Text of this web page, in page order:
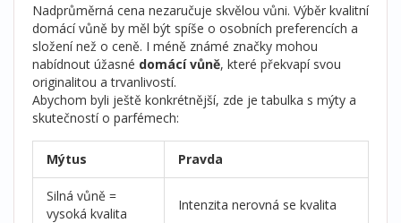
Nadprůměrná cena nezaručuje skvělou vůni. Výběr kvalitní
domácí vůně by měl být spíše o osobních preferencích a
složení než o ceně. I méně známé značky mohou
nabídnout úžasné domácí vůně, které překvapí svou
originalitou a trvanlivostí.
Abychom byli ještě konkrétnější, zde je tabulka s mýty a
skutečností o parfémech:
Mýtus Pravda
Silná vůně =
vysoká kvalita
Intenzita nerovná se kvalita